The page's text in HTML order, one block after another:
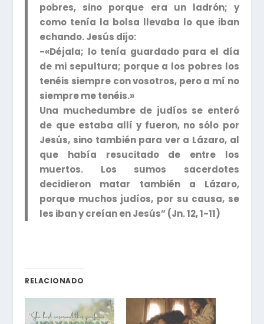
pobres, sino porque era un ladrón; y
como tenía la bolsa llevaba lo que iban
echando. Jesús dijo:
-«Déjala; lo tenía guardado para el día
de mi sepultura; porque a los pobres los
tenéis siempre con vosotros, pero a mí no
siempre me tenéis.»
Una muchedumbre de judíos se enteró
de que estaba allí y fueron, no sólo por
Jesús, sino también para ver a Lázaro, al
que había resucitado de entre los
muertos. Los sumos sacerdotes
decidieron matar también a Lázaro,
porque muchos judíos, por su causa, se
les iban y creían en Jesús” (Jn. 12, 1-11)
RELACIONADO